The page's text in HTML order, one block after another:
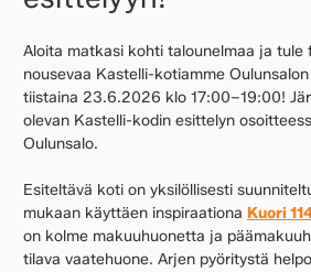
Aloita matkasi kohti talounelmaa ja tule
nousevaa Kastelli-kotiamme
tiistaina 23.6.2026 klo 17:00–19:00!
olevan Kastelli-kodin esittelyn
Oulunsalo.
Esiteltävä koti on yksilöllisesti
mukaan käyttäen inspiraationa Kuori
on kolme makuuhuonetta ja
tilava vaatehuone. Arjen pyöritystä